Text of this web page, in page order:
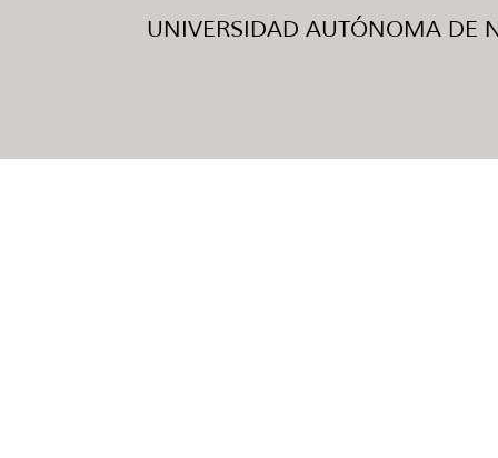
UNIVERSIDAD AUTÓNOMA DE